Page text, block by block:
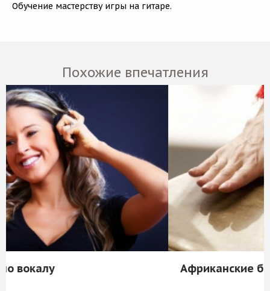
Обучение мастерству игры на гитаре.
Похожие впечатления
Африканские барабаны для двоих